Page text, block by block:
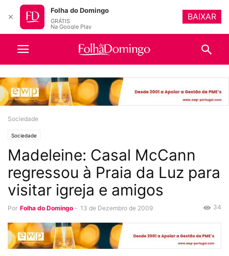
Sociedade
Sociedade
Madeleine: Casal McCann
regressou à Praia da Luz para
visitar igreja e amigos
Por Folha do Domingo - 13 de Dezembro de 2009 34
✕
Folha do Domingo
GRÁTIS
Na Google Play
BAIXAR